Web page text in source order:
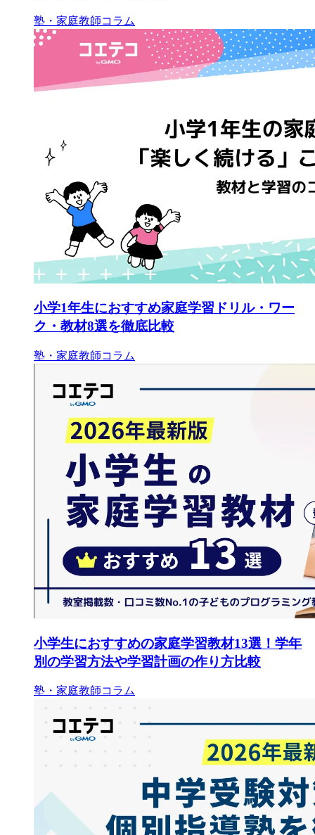
塾・家庭教師コラム
小学1年生におすすめ家庭学習ドリル・ワー
ク・教材8選を徹底比較
塾・家庭教師コラム
小学生におすすめの家庭学習教材13選！学年
別の学習方法や学習計画の作り方比較
塾・家庭教師コラム